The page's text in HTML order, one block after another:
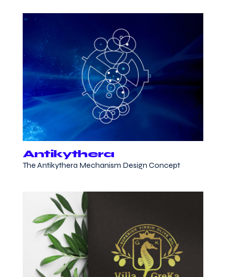
Antikythera
The Antikythera Mechanism Design Concept